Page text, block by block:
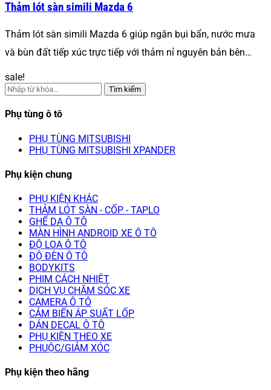
Thảm lót sàn simili Mazda 6
Thảm lót sàn simili Mazda 6 giúp ngăn bụi bẩn, nước mưa
và bùn đất tiếp xúc trực tiếp với thảm nỉ nguyên bản bên…
sale!
Tìm kiếm
Phụ tùng ô tô
PHỤ TÙNG MITSUBISHI
PHỤ TÙNG MITSUBISHI XPANDER
Phụ kiện chung
PHỤ KIỆN KHÁC
THẢM LÓT SÀN - CỐP - TAPLO
GHẾ DA Ô TÔ
MÀN HÌNH ANDROID XE Ô TÔ
ĐỘ LOA Ô TÔ
ĐỘ ĐÈN Ô TÔ
BODYKITS
PHIM CÁCH NHIỆT
DỊCH VỤ CHĂM SÓC XE
CAMERA Ô TÔ
CẢM BIẾN ÁP SUẤT LỐP
DÁN DECAL Ô TÔ
PHỤ KIỆN THEO XE
PHUỘC/GIẢM XÓC
Phụ kiện theo hãng